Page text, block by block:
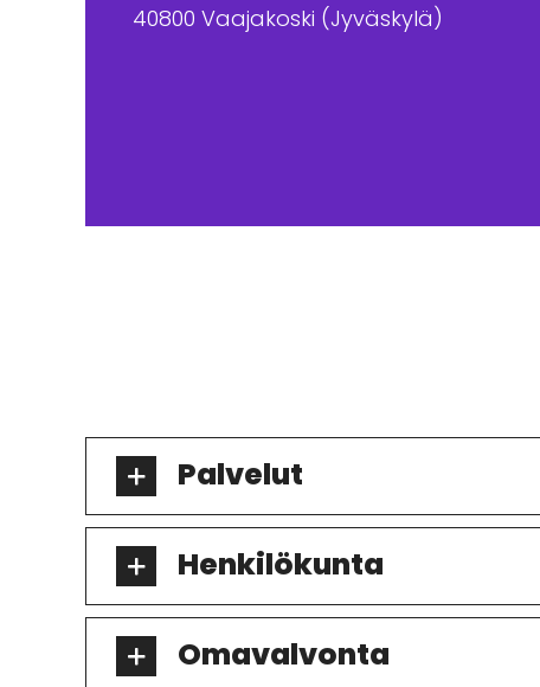
40800 Vaajakoski (Jyväskylä)
Palvelut
Henkilökunta
Omavalvonta